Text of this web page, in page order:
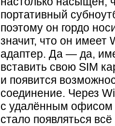
портативный
поэтому он гордо
значит, что он имеет
адаптер. Да — да,
вставить свою SIM
и появится
соединение. Через
с удалённым офисом
стало появляться